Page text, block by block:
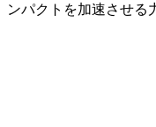
ンパクトを加速させる